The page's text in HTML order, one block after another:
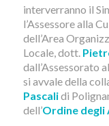
interverranno il
l’Assessore alla
dell’Area
Locale, dott.
dall’Assessorato
si avvale della
Pascalidi
dell’Ordine degli